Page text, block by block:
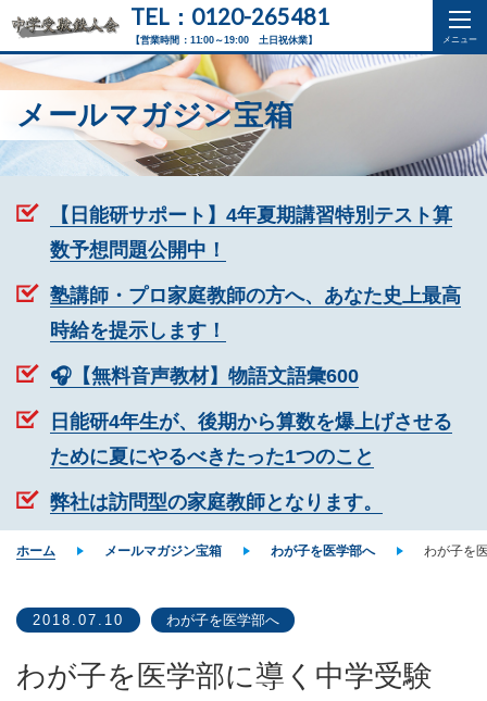
【営業時間：11:00～19:00 土日祝休業】
TEL：0120-265481
メールマガジン宝箱
【日能研サポート】4年夏期講習特別テスト算
数予想問題公開中！
塾講師・プロ家庭教師の方へ、あなた史上最高
時給を提示します！
🎧【無料音声教材】物語文語彙600
日能研4年生が、後期から算数を爆上げさせる
ために夏にやるべきたった1つのこと
弊社は訪問型の家庭教師となります。
ホーム メールマガジン宝箱 わが子を医学部へ わが子を
2018.07.10 わが子を医学部へ
わが子を医学部に導く中学受験